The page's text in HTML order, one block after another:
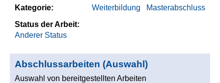
Kategorie:
Masterabschluss
Weiterbildung
Status der Arbeit:
Anderer Status
Abschlussarbeiten (Auswahl)
Auswahl von bereitgestellten Arbeiten